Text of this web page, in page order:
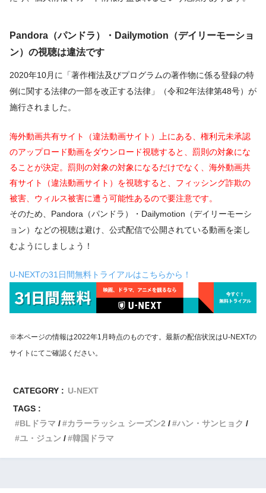
Pandora（パンドラ）・Dailymotion（デイリーモーショ
ン）の視聴は違法です
2020年10月に「著作権法及びプログラムの著作物に係る登録の特
例に関する法律の一部を改正する法律」（令和2年法律第48号）が
施行されました。
海外動画共有サイト（違法動画サイト）上にある、権利元未承認
のアップロード動画をダウンロード視聴すると、罰則の対象にな
ることが決定。罰則の対象の対象になるだけでなく、海外動画共
有サイト（違法動画サイト）を視聴すると、フィッシング詐欺の
被害、ウィルス被害に遭う可能性あるので要注意です。
そのため、Pandora（パンドラ）・Dailymotion（デイリーモーシ
ョン）などの視聴は避け、公式配信で公開されている動画を楽し
むようにしましょう！
U-NEXTの31日間無料トライアルはこちらから！
※本ページの情報は2022年1月時点のものです。最新の配信状況はU-NEXTの
サイトにてご確認ください。
CATEGORY : U-NEXT
TAGS :
BLドラマ
カラーラッシュ シーズン2
ハン・サンヒョク
ユ・ジュン
韓国ドラマ